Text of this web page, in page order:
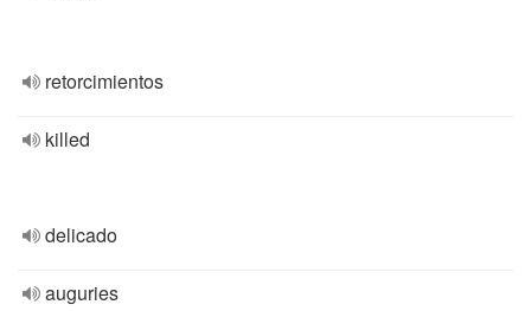
retorcimientos
killed
delicado
auguries